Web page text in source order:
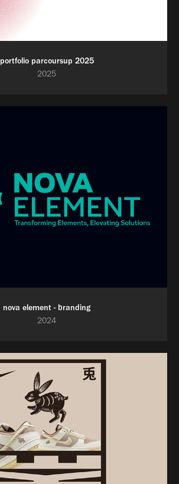
portfolio parcoursup 2025
2025
nova element - branding
2024